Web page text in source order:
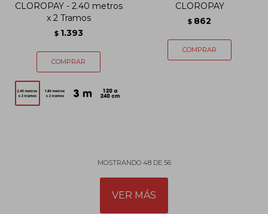
CLOROPAY - 2.40 metros
x 2 Tramos
$ 1.393
CLOROPAY
$ 862
MOSTRANDO 48DE 56
VER MÁS